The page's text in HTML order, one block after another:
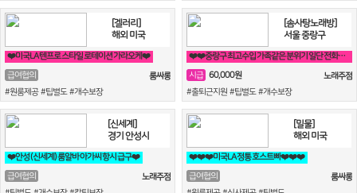
[겔러리]
해외 미국
❤️미국LA 텐프로 스타일 로테이션 가라오케❤️
급여협의
룸싸롱
#원룸제공 #팁별도 #개수보장
[솜사탕노래방]
서울 중랑구
❤️❤️중랑구 최고수입 가족같은 분위기 일단 전화주세요^^❤️❤️
시급 60,000원
노래주점
#출퇴근지원 #팁별도 #개수보장
[신세계]
경기 안성시
❤️안성 (신세계) 룸알바 아가씨 항시 급구❤️
급여협의
노래주점
[밀물]
해외 미국
❤️❤️❤️미국LA 정통 호스트빠❤️❤️❤️
급여협의
룸싸롱